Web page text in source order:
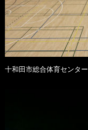
十和田市総合体育センター